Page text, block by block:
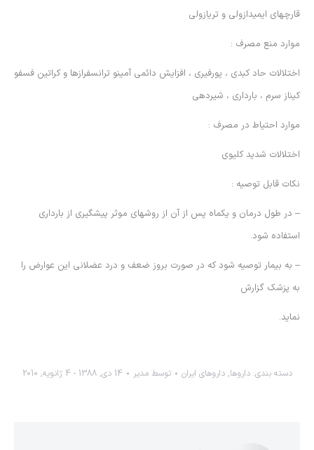
قارچهاي ايميدازولي و تريازولي
موارد منع مصرف :
اختلالات حاد كبدي ، پورفيري ، افزايش دائمي آمينو ترانسفرازها و كراتين فسفو
كيناز سرم ، بارداري ، شيردهي
موارد احتياط در مصرف :
اختلالات شديد كليوي
نكات قابل توصيه :
– در طول درمان و يكماه پس از آن از روشهاي موثر پيشگيري از بارداري
استفاده شود.
– به بيمار توصيه شود كه در صورت بروز ضعف و درد عضلاني اين عوارض را
به پزشك گزارش
نمايد.
دسته بندی:داروها,داروهاي ايران توسطمدیر 14 دی, 1388 - 4 ژانویه, 2010